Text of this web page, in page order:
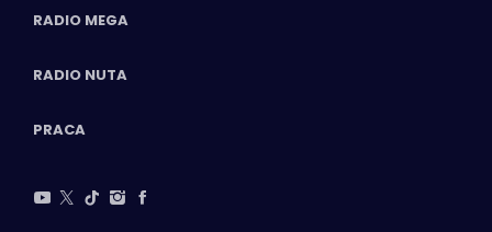
RADIO MEGA
RADIO NUTA
PRACA